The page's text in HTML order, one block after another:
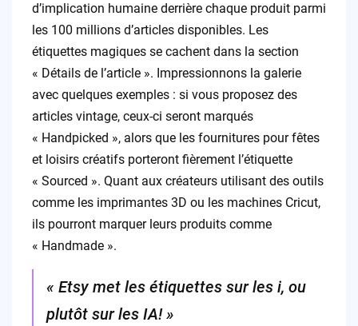
d’implication humaine derrière chaque produit parmi
les 100 millions d’articles disponibles. Les
étiquettes magiques se cachent dans la section
« Détails de l’article ». Impressionnons la galerie
avec quelques exemples : si vous proposez des
articles vintage, ceux-ci seront marqués
« Handpicked », alors que les fournitures pour fêtes
et loisirs créatifs porteront fièrement l’étiquette
« Sourced ». Quant aux créateurs utilisant des outils
comme les imprimantes 3D ou les machines Cricut,
ils pourront marquer leurs produits comme
« Handmade ».
« Etsy met les étiquettes sur les i, ou
plutôt sur les IA! »